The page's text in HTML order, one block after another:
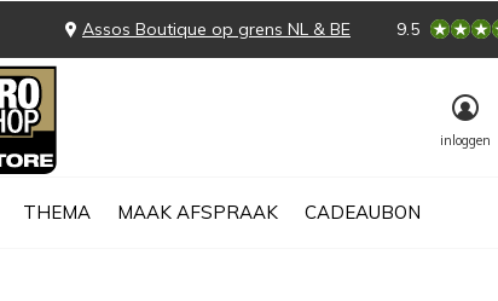
THEMA MAAK AFSPRAAK CADEAUBON
inloggen
Assos Boutique op grens NL & BE 9.5